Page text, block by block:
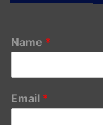
Name *
Email *